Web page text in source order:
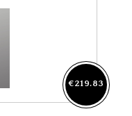
€219.83